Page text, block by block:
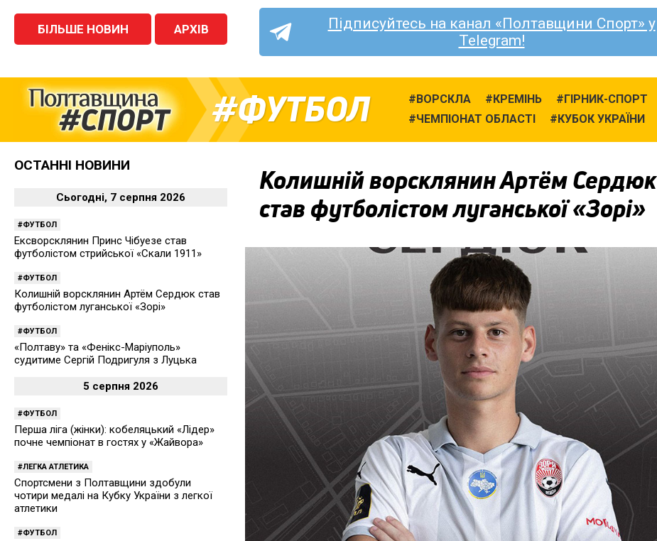
Підписуйтесь на канал «Полтавщини Спорт» у
Telegram!
БІЛЬШЕ НОВИН АРХІВ
ФУТБОЛ ВОРСКЛА КРЕМІНЬ ГІРНИК-СПОРТ
ЧЕМПІОНАТ ОБЛАСТІ
КУБОК УКРАЇНИ
Колишній ворсклянин Артём Сердюк
став футболістом луганської «Зорі»
ОСТАННІ НОВИНИ
Сьогодні, 7 серпня 2026
ФУТБОЛ
Ексворсклянин Принс Чібуезе став
футболістом стрийської «Скали 1911»
ФУТБОЛ
Колишній ворсклянин Артём Сердюк став
футболістом луганської «Зорі»
ФУТБОЛ
«Полтаву» та «Фенікс-Маріуполь»
судитиме Сергій Подригуля з Луцька
5 серпня 2026
ФУТБОЛ
Перша ліга (жінки): кобеляцький «Лідер»
почне чемпіонат в гостях у «Жайвора»
ЛЕГКА АТЛЕТИКА
Спортсмени з Полтавщини здобули
чотири медалі на Кубку України з легкої
атлетики
ФУТБОЛ